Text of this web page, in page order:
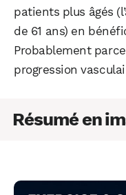
patients plus âgés
de 61 ans) en
Probablement
progression
Résumé en